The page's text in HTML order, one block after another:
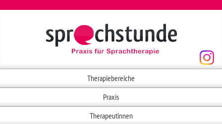
Therapiebereiche
Praxis
Therapeutinnen